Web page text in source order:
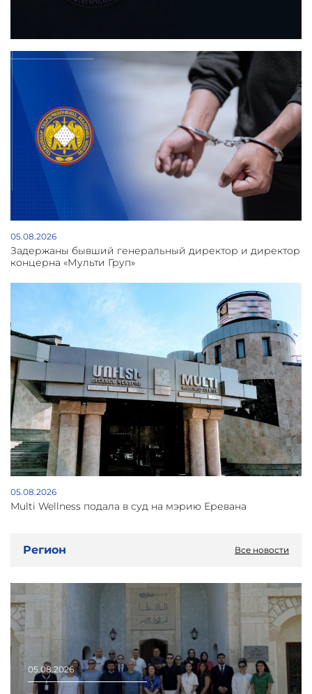
05.08.2026
Задержаны бывший генеральный директор и директор
концерна «Мульти Груп»
05.08.2026
Multi Wellness подала в суд на мэрию Еревана
Регион Все новости
05.08.2026